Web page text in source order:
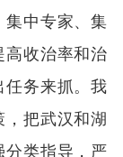
中专家、集
收治率和治
务来抓。我
把武汉和湖
类指导，严